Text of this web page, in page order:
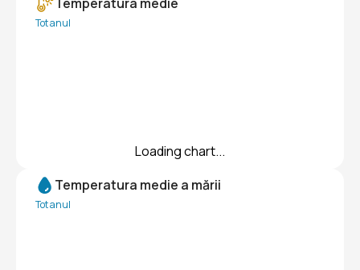
Tot anul
Loading chart...
Temperatura medie a mării
Tot anul